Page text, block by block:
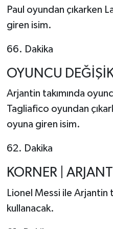
Paul oyundan çıkarken
giren isim.
66. Dakika
OYUNCU
Arjantin takımında
Tagliafico oyundan
oyuna giren isim.
62. Dakika
KORNER |
Lionel Messi ile Arjantin
kullanacak.